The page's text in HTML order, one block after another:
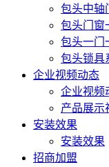
包头中轴
包头门窗
包头一门
包头锁具
企业视频动态
企业视频
产品展示
安装效果
安装效果
招商加盟